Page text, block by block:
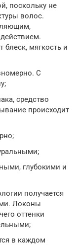
поскольку не
волос.
мягкость и
С
средство
происходит
глубокими и
получается
Локоны
оттенки
в каждом